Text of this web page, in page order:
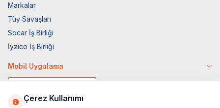
Markalar
Tüy Savaşları
Socar İş Birliği
İyzico İş Birliği
Mobil Uygulama
Çerez Kullanımı